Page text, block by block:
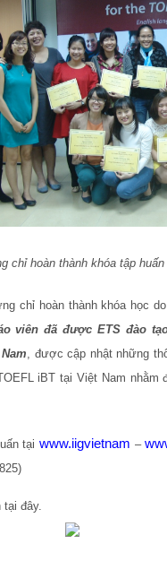
chỉ hoàn thành khóa tập
chỉ hoàn thành khóa học
viên đã được ETS đào
, được cập nhật những
iBT tại Việt Nam
tại www.iigvietnam –
đây.